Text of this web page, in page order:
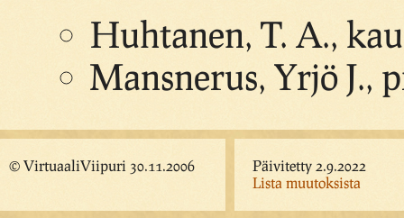
Huhtanen, T. A.,
Mansnerus, Yrjö J.,
© VirtuaaliViipuri 30.11.2006
Päivitetty 2.9.2022
Lista muutoksista